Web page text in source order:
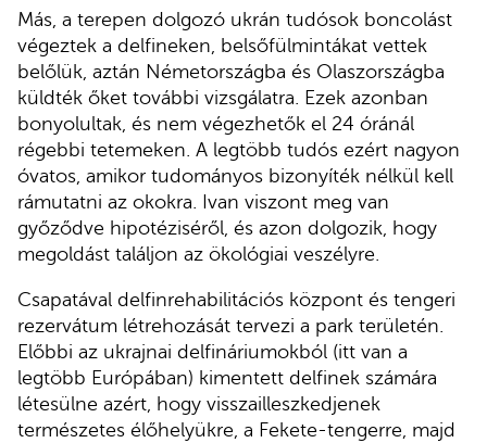
Más, a terepen dolgozó ukrán tudósok boncolást
végeztek a delfineken, belsőfülmintákat vettek
belőlük, aztán Németországba és Olaszországba
küldték őket további vizsgálatra. Ezek azonban
bonyolultak, és nem végezhetők el 24 óránál
régebbi tetemeken. A legtöbb tudós ezért nagyon
óvatos, amikor tudományos bizonyíték nélkül kell
rámutatni az okokra. Ivan viszont meg van
győződve hipotéziséről, és azon dolgozik, hogy
megoldást találjon az ökológiai veszélyre.
Csapatával delfinrehabilitációs központ és tengeri
rezervátum létrehozását tervezi a park területén.
Előbbi az ukrajnai delfináriumokból (itt van a
legtöbb Európában) kimentett delfinek számára
létesülne azért, hogy visszailleszkedjenek
természetes élőhelyükre, a Fekete-tengerre, majd